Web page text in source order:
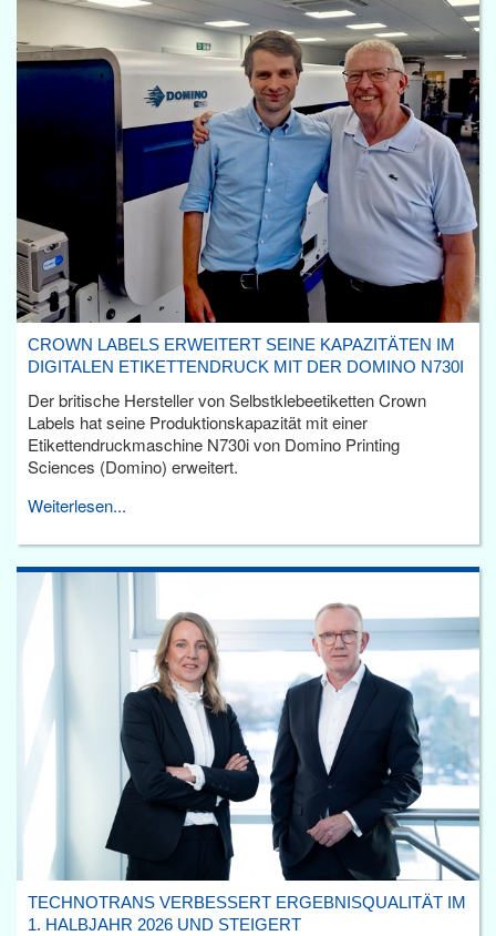
CROWN LABELS ERWEITERT SEINE KAPAZITÄTEN IM
DIGITALEN ETIKETTENDRUCK MIT DER DOMINO N730I
Der britische Hersteller von Selbstklebeetiketten Crown
Labels hat seine Produktionskapazität mit einer
Etikettendruckmaschine N730i von Domino Printing
Sciences (Domino) erweitert.
Weiterlesen...
TECHNOTRANS VERBESSERT ERGEBNISQUALITÄT IM
1. HALBJAHR 2026 UND STEIGERT